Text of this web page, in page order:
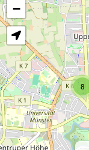
8
−